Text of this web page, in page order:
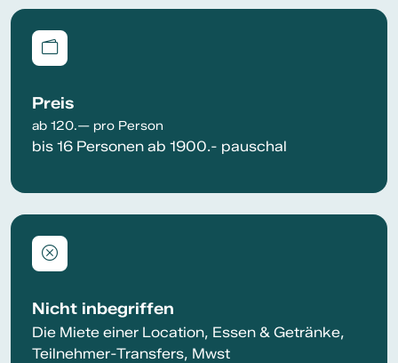
Preis
ab 120.— pro Person
bis 16 Personen ab 1900.- pauschal
Nicht inbegriffen
Die Miete einer Location, Essen & Getränke,
Teilnehmer-Transfers, Mwst